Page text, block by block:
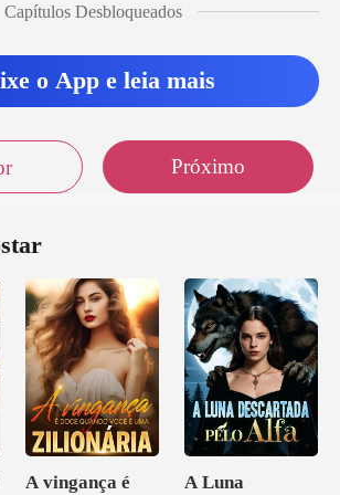
Capítulos Desbloqueados
o App e leia mais
Próximo
A vingança é
A Luna